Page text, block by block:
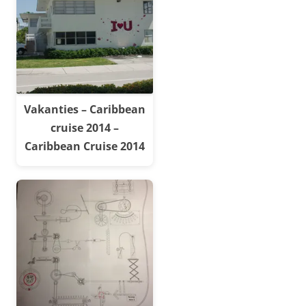
Vakanties – Caribbean
cruise 2014 –
Caribbean Cruise 2014